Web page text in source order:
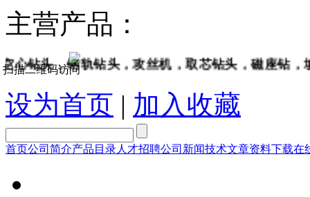
主营产品：
头，钢轨钻头，攻丝机，取芯钻头，磁座钻，坡口
设为首页 | 加入收藏
首页公司简介产品目录人才招聘公司新闻技术文章资料下载在
扫描二维码访问